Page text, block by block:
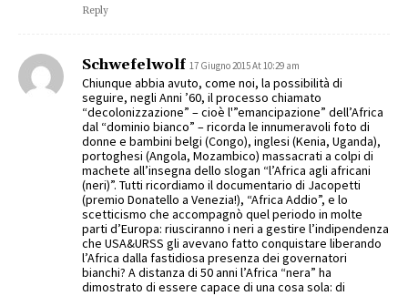
Reply
Schwefelwolf 17 Giugno 2015 At 10:29 am
Chiunque abbia avuto, come noi, la possibilità di
seguire, negli Anni ’60, il processo chiamato
“decolonizzazione” – cioè l'”emancipazione” dell’Africa
dal “dominio bianco” – ricorda le innumeravoli foto di
donne e bambini belgi (Congo), inglesi (Kenia, Uganda),
portoghesi (Angola, Mozambico) massacrati a colpi di
machete all’insegna dello slogan “l’Africa agli africani
(neri)”. Tutti ricordiamo il documentario di Jacopetti
(premio Donatello a Venezia!), “Africa Addio”, e lo
scetticismo che accompagnò quel periodo in molte
parti d’Europa: riusciranno i neri a gestire l’indipendenza
che USA&URSS gli avevano fatto conquistare liberando
l’Africa dalla fastidiosa presenza dei governatori
bianchi? A distanza di 50 anni l’Africa “nera” ha
dimostrato di essere capace di una cosa sola: di